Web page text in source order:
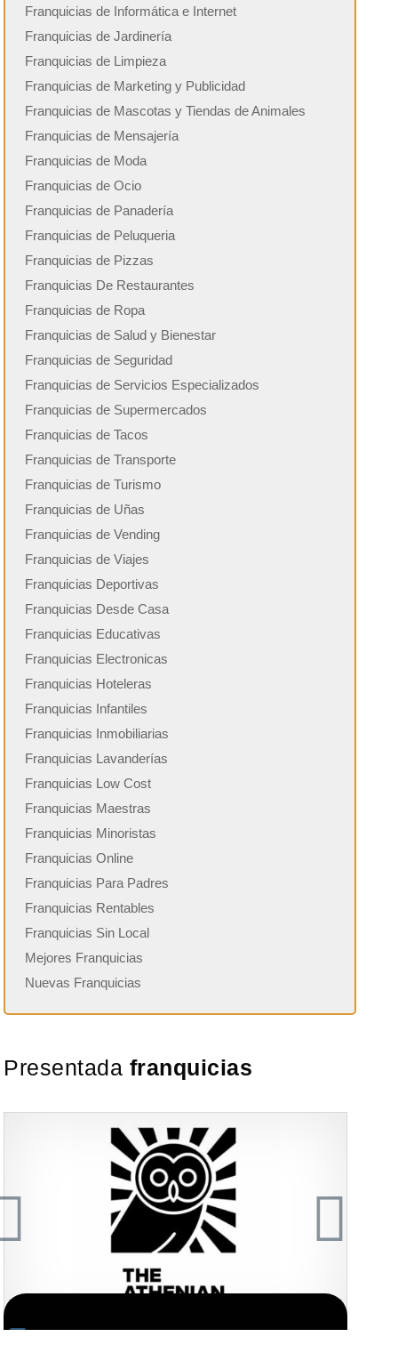
Franquicias de Informática e Internet
Franquicias de Jardinería
Franquicias de Limpieza
Franquicias de Marketing y Publicidad
Franquicias de Mascotas y Tiendas de Animales
Franquicias de Mensajería
Franquicias de Moda
Franquicias de Ocio
Franquicias de Panadería
Franquicias de Peluqueria
Franquicias de Pizzas
Franquicias De Restaurantes
Franquicias de Ropa
Franquicias de Salud y Bienestar
Franquicias de Seguridad
Franquicias de Servicios Especializados
Franquicias de Supermercados
Franquicias de Tacos
Franquicias de Transporte
Franquicias de Turismo
Franquicias de Uñas
Franquicias de Vending
Franquicias de Viajes
Franquicias Deportivas
Franquicias Desde Casa
Franquicias Educativas
Franquicias Electronicas
Franquicias Hoteleras
Franquicias Infantiles
Franquicias Inmobiliarias
Franquicias Lavanderías
Franquicias Low Cost
Franquicias Maestras
Franquicias Minoristas
Franquicias Online
Franquicias Para Padres
Franquicias Rentables
Franquicias Sin Local
Mejores Franquicias
Nuevas Franquicias
Presentada franquicias